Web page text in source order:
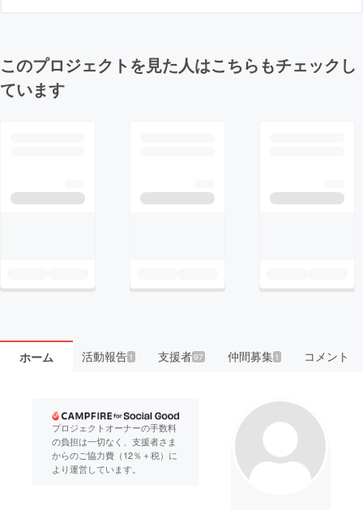
このプロジェクトを見た人はこちらもチェックし
ています
ホーム 活動報告1 支援者97 仲間募集 1 コメント
プロジェクトオーナーの手数料
の負担は一切なく、支援者さま
からのご協力費（12％＋税）に
より運営しています。